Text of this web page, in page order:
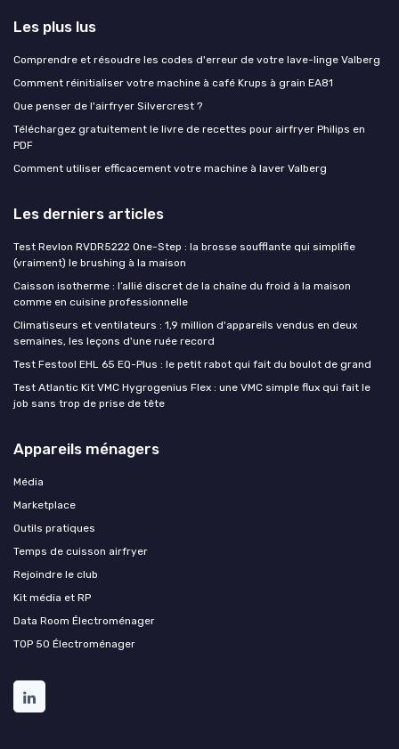
Les plus lus
Comprendre et résoudre les codes d'erreur de votre lave-linge Valberg
Comment réinitialiser votre machine à café Krups à grain EA81
Que penser de l'airfryer Silvercrest ?
Téléchargez gratuitement le livre de recettes pour airfryer Philips en
PDF
Comment utiliser efficacement votre machine à laver Valberg
Les derniers articles
Test Revlon RVDR5222 One-Step : la brosse soufflante qui simplifie
(vraiment) le brushing à la maison
Caisson isotherme : l’allié discret de la chaîne du froid à la maison
comme en cuisine professionnelle
Climatiseurs et ventilateurs : 1,9 million d'appareils vendus en deux
semaines, les leçons d'une ruée record
Test Festool EHL 65 EQ-Plus : le petit rabot qui fait du boulot de grand
Test Atlantic Kit VMC Hygrogenius Flex : une VMC simple flux qui fait le
job sans trop de prise de tête
Appareils ménagers
Média
Marketplace
Outils pratiques
Temps de cuisson airfryer
Rejoindre le club
Kit média et RP
Data Room Électroménager
TOP 50 Électroménager